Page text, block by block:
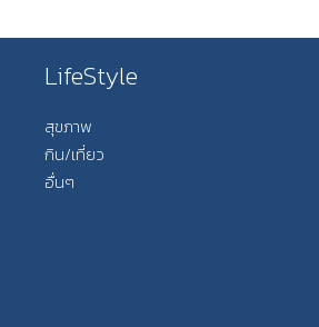
LifeStyle
สุขภาพ
กิน/เที่ยว
อื่นๆ